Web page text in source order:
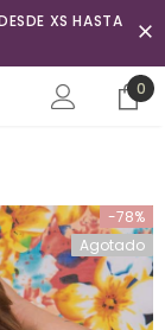
XS HASTA
0
-78%
Agotado